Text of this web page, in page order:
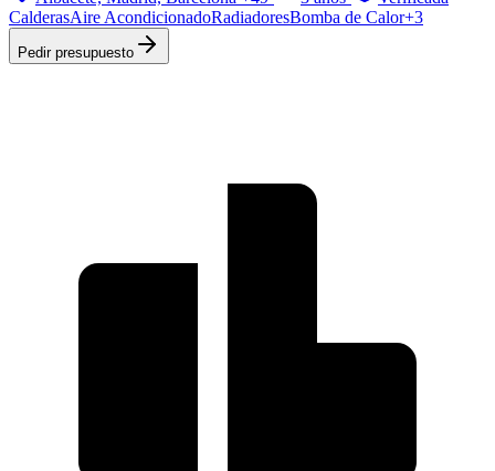
CalderasAire AcondicionadoRadiadoresBomba de Calor+3
Pedir presupuesto